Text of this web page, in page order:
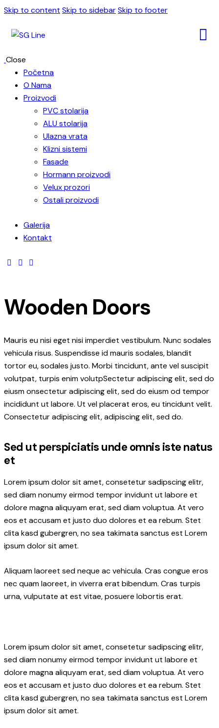
Skip to content Skip to sidebarSkip to footer
Close
Početna
O Nama
Proizvodi
PVC stolarija
ALU stolarija
Ulazna vrata
Klizni sistemi
Fasade
Hormann proizvodi
Velux prozori
Ostali proizvodi
Galerija
Kontakt
Wooden Doors
Mauris eu nisi eget nisi imperdiet vestibulum. Nunc sodales
vehicula risus. Suspendisse id mauris sodales, blandit
tortor eu, sodales justo. Morbi tincidunt, ante vel suscipit
volutpat, turpis enim volutpSectetur adipiscing elit, sed do
eiusm onsectetur adipiscing elit, sed do eiusm od tempor
incididunt ut labore. Ut vel placerat eros, eu tincidunt velit.
Consectetur adipiscing elit, adipiscing elit, sed do.
Sed ut perspiciatis unde omnis iste natus
et
Lorem ipsum dolor sit amet, consetetur sadipscing elitr,
sed diam nonumy eirmod tempor invidunt ut labore et
dolore magna aliquyam erat, sed diam voluptua. At vero
eos et accusam et justo duo dolores et ea rebum. Stet
clita kasd gubergren, no sea takimata sanctus est Lorem
ipsum dolor sit amet.
Aliquam laoreet sed neque ac vehicula. Cras congue eros
nec quam laoreet, in viverra erat bibendum. Cras turpis
urna, vulputate at est vitae, posuere lobortis erat.
Lorem ipsum dolor sit amet, consetetur sadipscing elitr,
sed diam nonumy eirmod tempor invidunt ut labore et
dolore magna aliquyam erat, sed diam voluptua. At vero
eos et accusam et justo duo dolores et ea rebum. Stet
clita kasd gubergren, no sea takimata sanctus est Lorem
ipsum dolor sit amet.